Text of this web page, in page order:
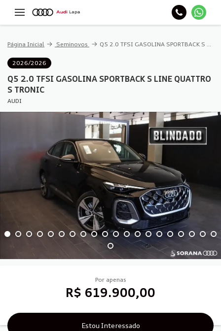
Página Inicial Seminovos Q5 2.0 TFSI GASOLINA SPORTBACK S LINE QUATTRO S TRONIC
2026/2026
Q5 2.0 TFSI GASOLINA SPORTBACK S LINE QUATTRO
S TRONIC
AUDI
Por apenas
R$ 619.900,00
Estou Interessado